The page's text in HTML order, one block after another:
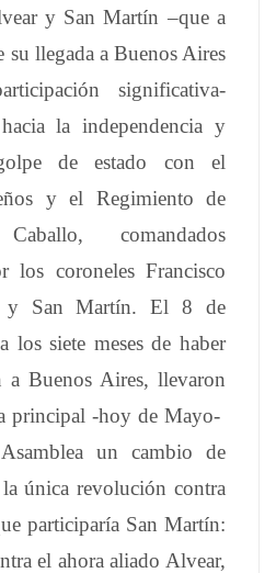
y San Martín –que a
su llegada a Buenos Aires
significativa-
la independencia y
de estado con el
y el Regimiento de
comandados
los coroneles Francisco
y San Martín. El 8 de
siete meses de haber
a Buenos Aires, llevaron
principal -hoy de Mayo-
un cambio de
única revolución contra
participaría San Martín:
el ahora aliado Alvear,